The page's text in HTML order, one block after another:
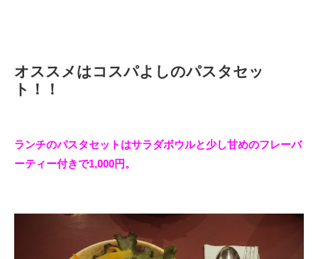
オススメはコスパよしのパスタセッ
ト！！
ランチのパスタセットはサラダボウルと少し甘めのフレーバ
ーティー付きで1,000円。